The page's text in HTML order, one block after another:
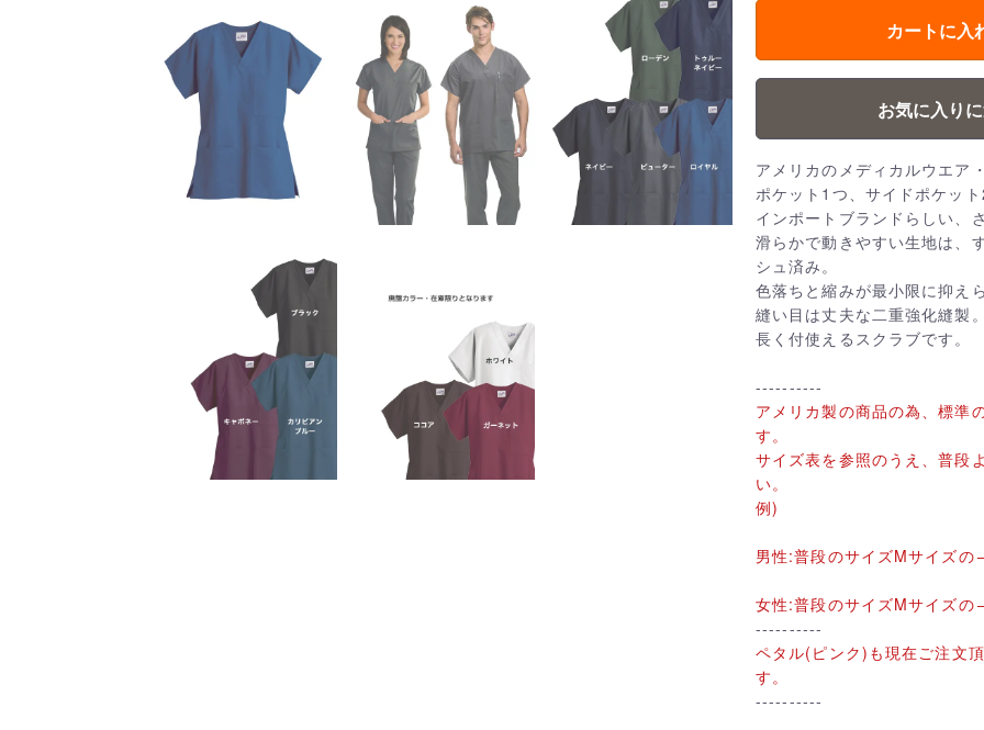
カートに入
お気に入り
アメリカのメディカルウエア
ポケット1つ、サイドポケッ
インポートブランドらしい、
滑らかで動きやすい生地は、
シュ済み。
色落ちと縮みが最小限に抑え
縫い目は丈夫な二重強化縫製
長く付使えるスクラブです。
----------
アメリカ製の商品の為、標準
す。
サイズ表を参照のうえ、普段
い。
例)
男性:普段のサイズMサイズ
女性:普段のサイズMサイズ
----------
ペタル(ピンク)も現在ご注文
す。
----------